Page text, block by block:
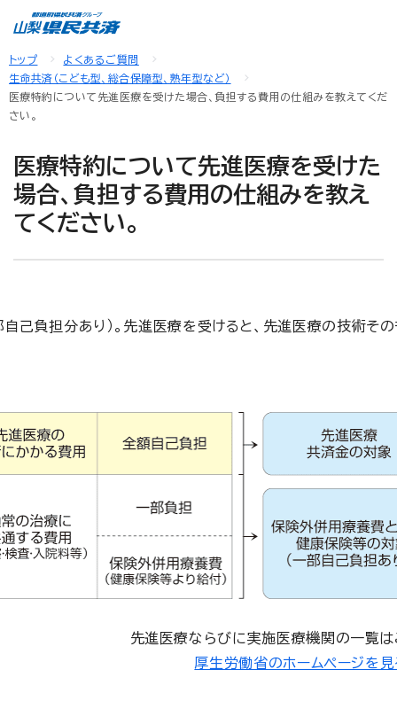
トップ
よくあるご質問
生命共済（こども型、総合保障型、熟年型など）
医療特約について先進医療を受けた場合、負担する費用の仕組みを教えてくだ
さい。
医療特約について先進医療を受けた
場合、負担する費用の仕組みを教え
てください。
分あり）。先進医療を受けると、先進医療の
先進医療ならびに実施医療機関の一覧は
厚生労働省のホームページを見